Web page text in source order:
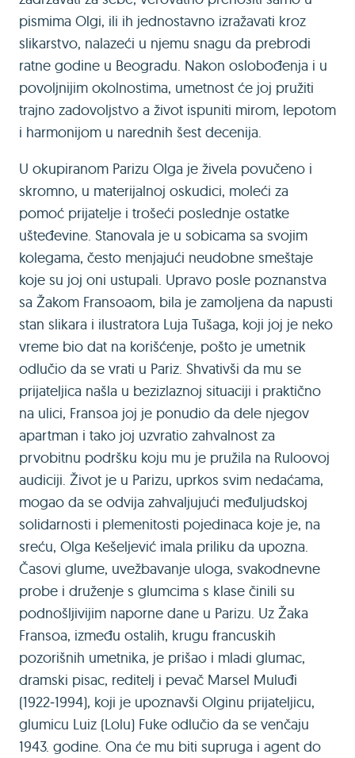
pismima Olgi, ili ih jednostavno izražavati kroz
slikarstvo, nalazeći u njemu snagu da prebrodi
ratne godine u Beogradu. Nakon oslobođenja i u
povoljnijim okolnostima, umetnost će joj pružiti
trajno zadovoljstvo a život ispuniti mirom, lepotom
i harmonijom u narednih šest decenija.
U okupiranom Parizu Olga je živela povučeno i
skromno, u materijalnoj oskudici, moleći za
pomoć prijatelje i trošeći poslednje ostatke
ušteđevine. Stanovala je u sobicama sa svojim
kolegama, često menjajući neudobne smeštaje
koje su joj oni ustupali. Upravo posle poznanstva
sa Žakom Fransoaom, bila je zamoljena da napusti
stan slikara i ilustratora Luja Tušaga, koji joj je neko
vreme bio dat na korišćenje, pošto je umetnik
odlučio da se vrati u Pariz. Shvativši da mu se
prijateljica našla u bezizlaznoj situaciji i praktično
na ulici, Fransoa joj je ponudio da dele njegov
apartman i tako joj uzvratio zahvalnost za
prvobitnu podršku koju mu je pružila na Ruloovoj
audiciji. Život je u Parizu, uprkos svim nedaćama,
mogao da se odvija zahvaljujući međuljudskoj
solidarnosti i plemenitosti pojedinaca koje je, na
sreću, Olga Кešeljević imala priliku da upozna.
Časovi glume, uvežbavanje uloga, svakodnevne
probe i druženje s glumcima s klase činili su
podnošljivijim naporne dane u Parizu. Uz Žaka
Fransoa, između ostalih, krugu francuskih
pozorišnih umetnika, je prišao i mladi glumac,
dramski pisac, reditelj i pevač Marsel Muluđi
(1922‒1994), koji je upoznavši Olginu prijateljicu,
glumicu Luiz (Lolu) Fuke odlučio da se venčaju
1943. godine. Ona će mu biti supruga i agent do